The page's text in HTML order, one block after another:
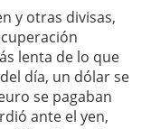
y otras divisas,
lenta de lo que
día, un dólar se
se pagaban
ante el yen,